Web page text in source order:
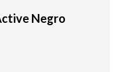
Negro